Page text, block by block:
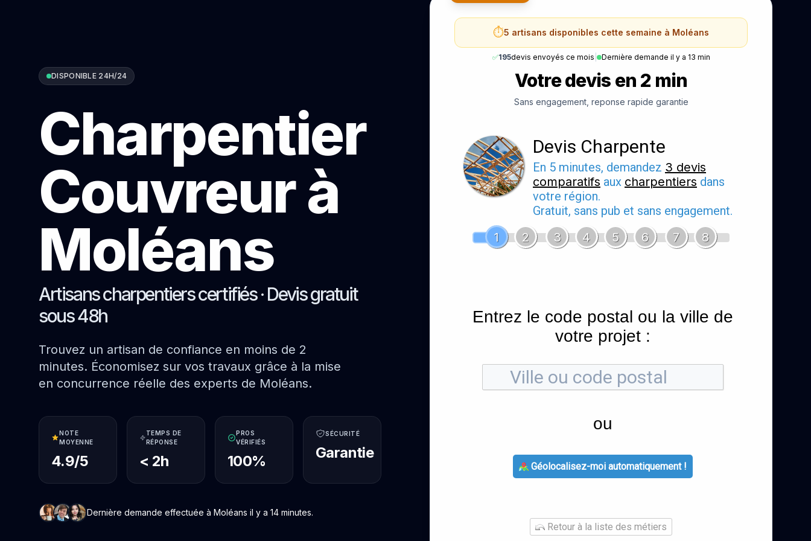
DISPONIBLE 24H/24
Charpentier
Couvreur à
Moléans
Artisans charpentiers certifiés · Devis gratuit
sous 48h
Trouvez un artisan de confiance en moins de 2
minutes. Économisez sur vos travaux grâce à la mise
en concurrence réelle des experts de Moléans.
NOTE
MOYENNE
4.9/5
TEMPS DE
RÉPONSE
< 2h
PROS
VÉRIFIÉS
100%
SÉCURITÉ
Garantie
Dernière demande effectuée à Moléans il y a 14 minutes.
⏱️5 artisans disponibles cette semaine à Moléans
✅195devis envoyés ce mois Dernière demande il y a 13 min
Votre devis en 2 min
Sans engagement, reponse rapide garantie
Devis Charpente
En 5 minutes, demandez 3 devis
comparatifs aux charpentiers dans
votre région.
Gratuit, sans pub et sans engagement.
1
2 3 4 5 6 7 8
Entrez le code postal ou la ville de
votre projet :
ou
Géolocalisez-moi automatiquement !
Retour à la liste des métiers